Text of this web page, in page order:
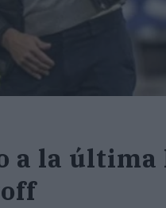
a la última